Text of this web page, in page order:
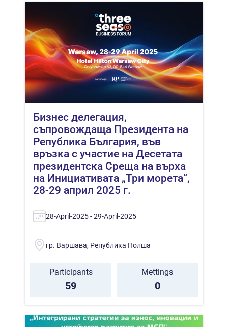
Бизнес делегация,
съпровождаща Президента на
Република България, във
връзка с участие на Десетата
президентска Среща на върха
на Инициативата „Три морета“,
28-29 април 2025 г.
28-April-2025 - 29-April-2025
гр. Варшава, Република Полша
Participants
59
Mettings
0